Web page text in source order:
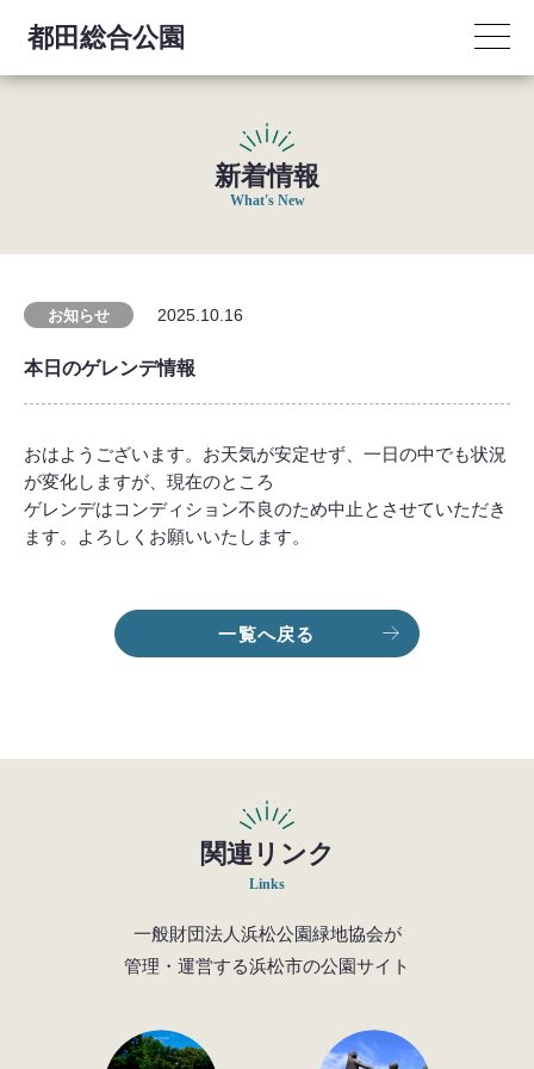
都田総合公園
新着情報
What's New
お知らせ 2025.10.16
本日のゲレンデ情報
おはようございます。お天気が安定せず、一日の中でも状況
が変化しますが、現在のところ
ゲレンデはコンディション不良のため中止とさせていただき
ます。よろしくお願いいたします。
一覧へ戻る
関連リンク
Links
一般財団法人浜松公園緑地協会が
管理・運営する浜松市の公園サイト